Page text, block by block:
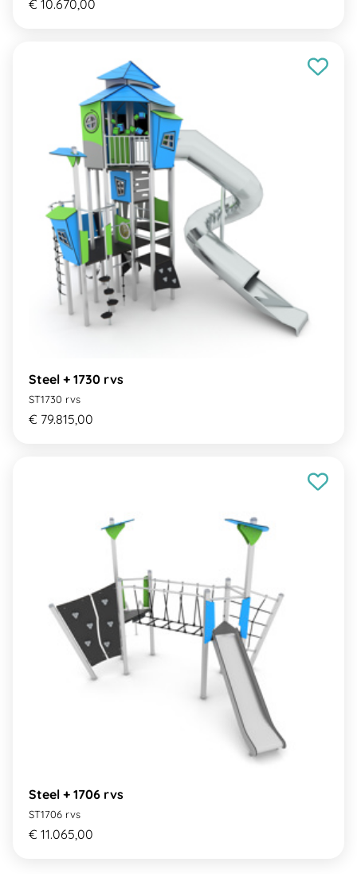
€ 10.670,00
Steel + 1730 rvs
ST1730 rvs
€ 79.815,00
Steel + 1706 rvs
ST1706 rvs
€ 11.065,00